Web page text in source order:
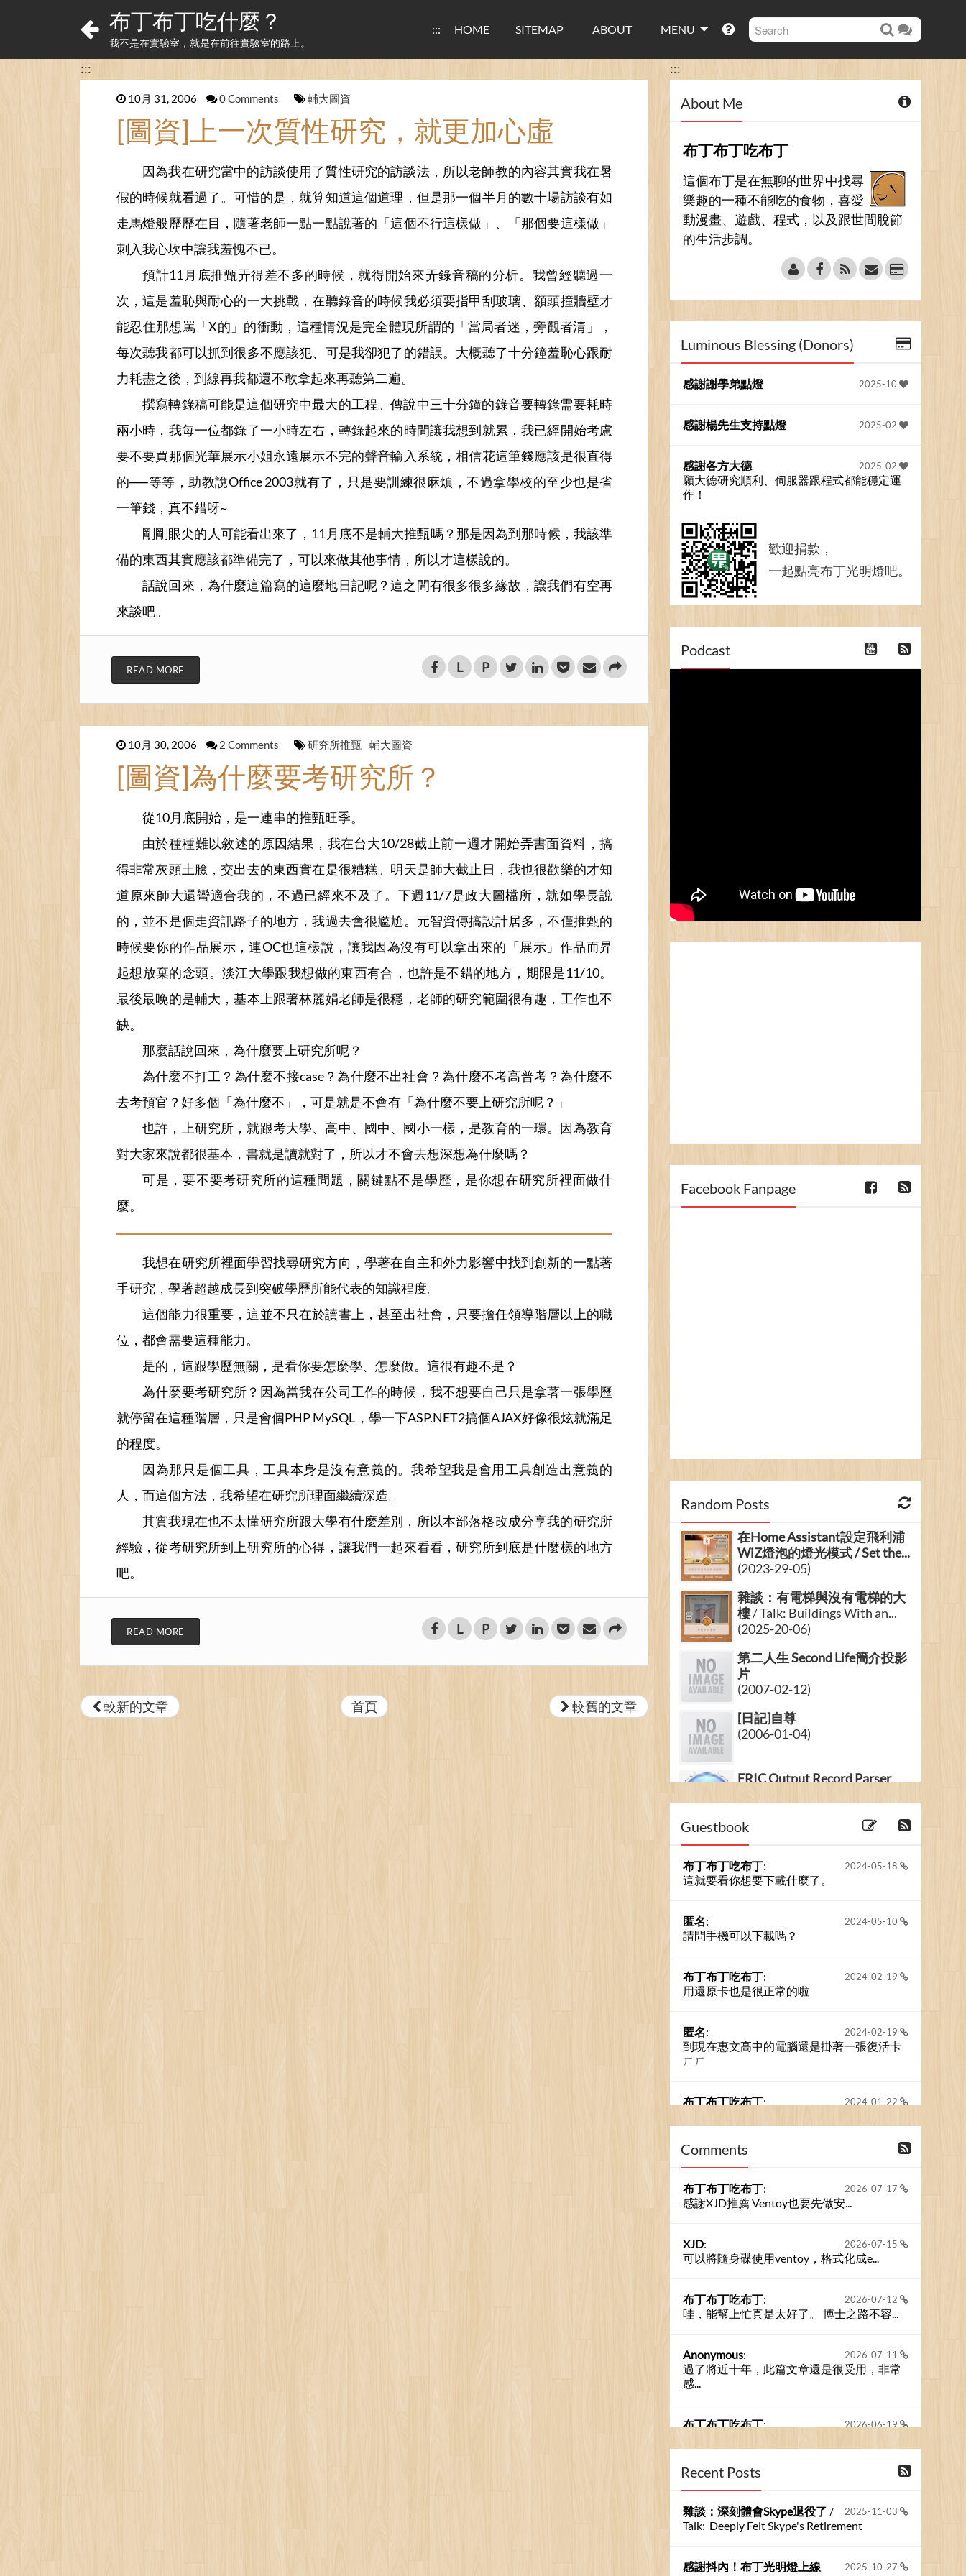
布丁布丁吃什麼？
我不是在實驗室，就是在前往實驗室的路上。
::: HOME SITEMAP ABOUT MENU
:::
10月 31, 2006 0 Comments 輔大圖資
[圖資]上一次質性研究，就更加心虛
因為我在研究當中的訪談使用了質性研究的訪談法，所以老師教的內容其實我在暑
假的時候就看過了。可惜的是，就算知道這個道理，但是那一個半月的數十場訪談有如
走馬燈般歷歷在目，隨著老師一點一點說著的「這個不行這樣做」、「那個要這樣做」
刺入我心坎中讓我羞愧不已。
預計11月底推甄弄得差不多的時候，就得開始來弄錄音稿的分析。我曾經聽過一
次，這是羞恥與耐心的一大挑戰，在聽錄音的時候我必須要指甲刮玻璃、額頭撞牆壁才
能忍住那想罵「X的」的衝動，這種情況是完全體現所謂的「當局者迷，旁觀者清」，
每次聽我都可以抓到很多不應該犯、可是我卻犯了的錯誤。大概聽了十分鐘羞恥心跟耐
力耗盡之後，到線再我都還不敢拿起來再聽第二遍。
撰寫轉錄稿可能是這個研究中最大的工程。傳說中三十分鐘的錄音要轉錄需要耗時
兩小時，我每一位都錄了一小時左右，轉錄起來的時間讓我想到就累，我已經開始考慮
要不要買那個光華展示小姐永遠展示不完的聲音輸入系統，相信花這筆錢應該是很直得
的──等等，助教說Office 2003就有了，只是要訓練很麻煩，不過拿學校的至少也是省
一筆錢，真不錯呀~
剛剛眼尖的人可能看出來了，11月底不是輔大推甄嗎？那是因為到那時候，我該準
備的東西其實應該都準備完了，可以來做其他事情，所以才這樣說的。
話說回來，為什麼這篇寫的這麼地日記呢？這之間有很多很多緣故，讓我們有空再
來談吧。
READ MORE L P
10月 30, 2006 2 Comments 研究所推甄 輔大圖資
[圖資]為什麼要考研究所？
從10月底開始，是一連串的推甄旺季。
由於種種難以敘述的原因結果，我在台大10/28截止前一週才開始弄書面資料，搞
得非常灰頭土臉，交出去的東西實在是很糟糕。明天是師大截止日，我也很歡樂的才知
道原來師大還蠻適合我的，不過已經來不及了。下週11/7是政大圖檔所，就如學長說
的，並不是個走資訊路子的地方，我過去會很尷尬。元智資傳搞設計居多，不僅推甄的
時候要你的作品展示，連OC也這樣說，讓我因為沒有可以拿出來的「展示」作品而昇
起想放棄的念頭。淡江大學跟我想做的東西有合，也許是不錯的地方，期限是11/10。
最後最晚的是輔大，基本上跟著林麗娟老師是很穩，老師的研究範圍很有趣，工作也不
缺。
那麼話說回來，為什麼要上研究所呢？
為什麼不打工？為什麼不接case？為什麼不出社會？為什麼不考高普考？為什麼不
去考預官？好多個「為什麼不」，可是就是不會有「為什麼不要上研究所呢？」
也許，上研究所，就跟考大學、高中、國中、國小一樣，是教育的一環。因為教育
對大家來說都很基本，書就是讀就對了，所以才不會去想深想為什麼嗎？
可是，要不要考研究所的這種問題，關鍵點不是學歷，是你想在研究所裡面做什
麼。
我想在研究所裡面學習找尋研究方向，學著在自主和外力影響中找到創新的一點著
手研究，學著超越成長到突破學歷所能代表的知識程度。
這個能力很重要，這並不只在於讀書上，甚至出社會，只要擔任領導階層以上的職
位，都會需要這種能力。
是的，這跟學歷無關，是看你要怎麼學、怎麼做。這很有趣不是？
為什麼要考研究所？因為當我在公司工作的時候，我不想要自己只是拿著一張學歷
就停留在這種階層，只是會個PHP MySQL，學一下ASP.NET2搞個AJAX好像很炫就滿足
的程度。
因為那只是個工具，工具本身是沒有意義的。我希望我是會用工具創造出意義的
人，而這個方法，我希望在研究所理面繼續深造。
其實我現在也不太懂研究所跟大學有什麼差別，所以本部落格改成分享我的研究所
經驗，從考研究所到上研究所的心得，讓我們一起來看看，研究所到底是什麼樣的地方
吧。
READ MORE L P
較新的文章 首頁 較舊的文章
:::
About Me
布丁布丁吃布丁
這個布丁是在無聊的世界中找尋
樂趣的一種不能吃的食物，喜愛
動漫畫、遊戲、程式，以及跟世間脫節
的生活步調。
Luminous Blessing (Donors)
2025-10
感謝謝學弟點燈
2025-02
感謝楊先生支持點燈
2025-02
感謝各方大德
願大德研究順利、伺服器跟程式都能穩定運
作！
歡迎捐款，
一起點亮布丁光明燈吧。
Podcast
Facebook Fanpage
Random Posts
在Home Assistant設定飛利浦
WiZ燈泡的燈光模式 / Set the...
(2023-29-05)
雜談：有電梯與沒有電梯的大
樓/ Talk: Buildings With an...
(2025-20-06)
第二人生 Second Life簡介投影
片
(2007-02-12)
[日記]自尊
(2006-01-04)
ERIC Output Record Parser
Guestbook
2024-05-18
布丁布丁吃布丁:
這就要看你想要下載什麼了。
2024-05-10
匿名:
請問手機可以下載嗎？
2024-02-19
布丁布丁吃布丁:
用還原卡也是很正常的啦
2024-02-19
匿名:
到現在惠文高中的電腦還是掛著一張復活卡
ㄏㄏ
2024-01-22
布丁布丁吃布丁:
示大家的留言了。我們新開一個訪客留言板
吧！
Comments
2026-07-17
布丁布丁吃布丁:
感謝XJD推薦 Ventoy也要先做安...
2026-07-15
XJD:
可以將隨身碟使用ventoy，格式化成e...
2026-07-12
布丁布丁吃布丁:
哇，能幫上忙真是太好了。 博士之路不容...
2026-07-11
Anonymous:
過了將近十年，此篇文章還是很受用，非常
感...
2026-06-19
布丁布丁吃布丁:
2026-06-18
布丁布丁吃布丁
kage好像也可以下載整個網站 感謝分享
Anonymous
Recent Posts
2025-11-03
雜談：深刻體會Skype退役了 /
Talk: Deeply Felt Skype's Retirement
2025-10-27
感謝抖內！布丁光明燈上線